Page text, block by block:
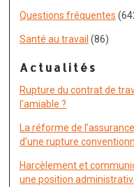
Questions fréquentes
Santé au travail (86)
Actualités
Rupture du contrat de
l’amiable ?
La réforme de
d’une rupture
Harcèlement et
une position